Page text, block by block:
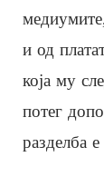
и од
која му
потег
разделба